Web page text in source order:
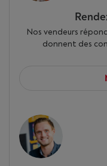
Nos vendeurs
donnent des